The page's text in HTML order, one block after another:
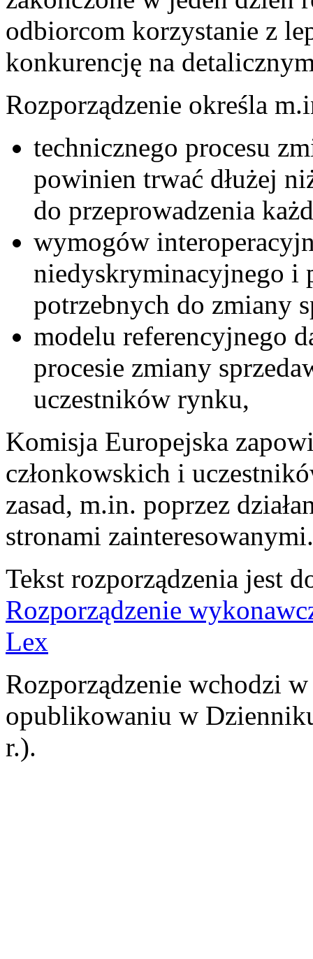
odbiorcom korzystanie z
konkurencję na
Rozporządzenie określa
technicznego procesu
powinien trwać dłużej
do przeprowadzenia
wymogów
niedyskryminacyjnego i
potrzebnych do zmiany
modelu referencyjnego
procesie zmiany
uczestników rynku,
Komisja Europejska
członkowskich i
zasad, m.in. poprzez
stronami zainteresowanymi.
Tekst rozporządzenia jest
Rozporządzenie
Lex
Rozporządzenie wchodzi
opublikowaniu w
r.).